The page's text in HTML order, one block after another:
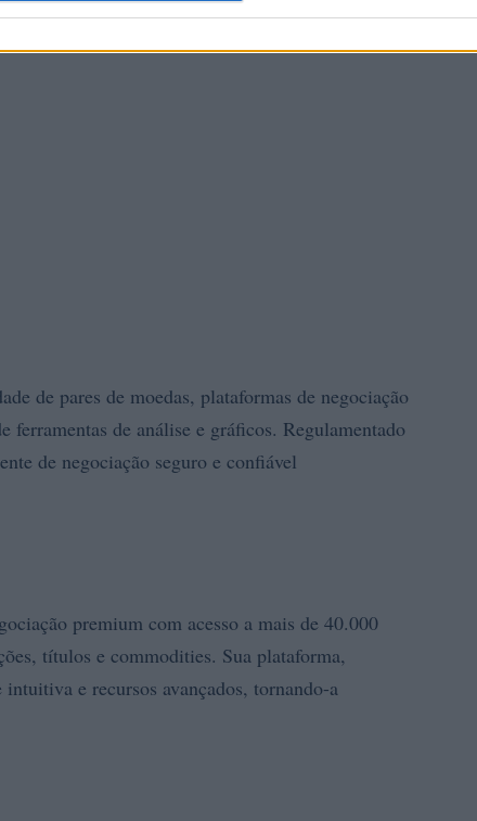
de pares de moedas, plataformas de negociação
ferramentas de análise e gráficos. Regulamentado
de negociação seguro e confiável
premium com acesso a mais de 40.000
títulos e commodities. Sua plataforma,
e recursos avançados, tornando-a